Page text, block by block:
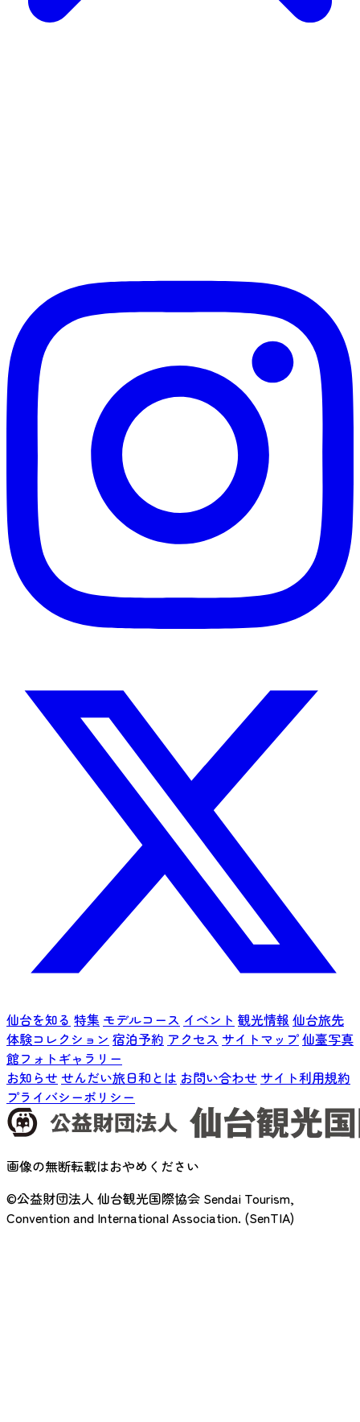
仙台を知る 特集 モデルコース イベント 観光情報 仙台旅先
体験コレクション 宿泊予約 アクセス サイトマップ仙臺写真
館フォトギャラリー
お知らせ せんだい旅日和とは お問い合わせ サイト利用規約
プライバシーポリシー
画像の無断転載はおやめください
©公益財団法人 仙台観光国際協会 Sendai Tourism,
Convention and International Association. (SenTIA)